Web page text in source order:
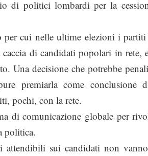
di politici lombardi per la
cui nelle ultime elezioni i
di candidati popolari in rete,
Una decisione che potrebbe
premiarla come
pochi, con la rete.
di comunicazione globale per
politica.
attendibili sui candidati non